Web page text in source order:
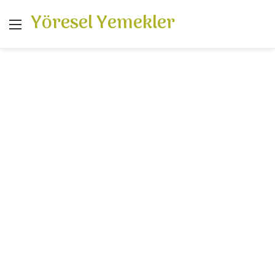
Menü
Yöresel Yemekler